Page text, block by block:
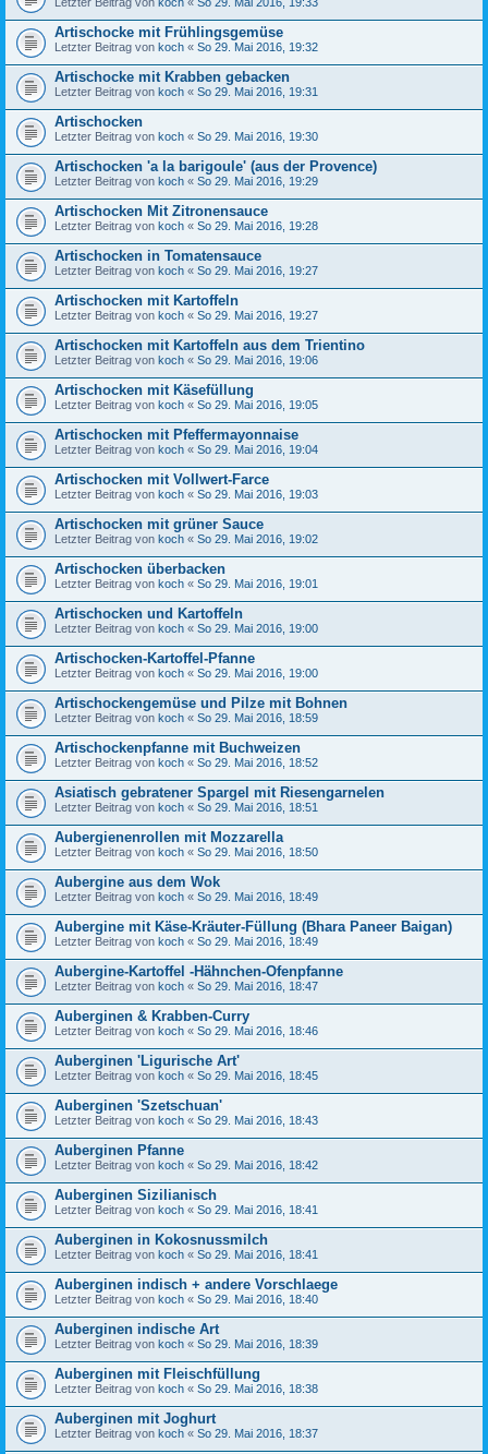
Letzter Beitrag von koch « So 29. Mai 2016, 19:33
Artischocke mit Frühlingsgemüse
Letzter Beitrag von koch « So 29. Mai 2016, 19:32
Artischocke mit Krabben gebacken
Letzter Beitrag von koch « So 29. Mai 2016, 19:31
Artischocken
Letzter Beitrag von koch « So 29. Mai 2016, 19:30
Artischocken 'a la barigoule' (aus der Provence)
Letzter Beitrag von koch « So 29. Mai 2016, 19:29
Artischocken Mit Zitronensauce
Letzter Beitrag von koch « So 29. Mai 2016, 19:28
Artischocken in Tomatensauce
Letzter Beitrag von koch « So 29. Mai 2016, 19:27
Artischocken mit Kartoffeln
Letzter Beitrag von koch « So 29. Mai 2016, 19:27
Artischocken mit Kartoffeln aus dem Trientino
Letzter Beitrag von koch « So 29. Mai 2016, 19:06
Artischocken mit Käsefüllung
Letzter Beitrag von koch « So 29. Mai 2016, 19:05
Artischocken mit Pfeffermayonnaise
Letzter Beitrag von koch « So 29. Mai 2016, 19:04
Artischocken mit Vollwert-Farce
Letzter Beitrag von koch « So 29. Mai 2016, 19:03
Artischocken mit grüner Sauce
Letzter Beitrag von koch « So 29. Mai 2016, 19:02
Artischocken überbacken
Letzter Beitrag von koch « So 29. Mai 2016, 19:01
Artischocken und Kartoffeln
Letzter Beitrag von koch « So 29. Mai 2016, 19:00
Artischocken-Kartoffel-Pfanne
Letzter Beitrag von koch « So 29. Mai 2016, 19:00
Artischockengemüse und Pilze mit Bohnen
Letzter Beitrag von koch « So 29. Mai 2016, 18:59
Artischockenpfanne mit Buchweizen
Letzter Beitrag von koch « So 29. Mai 2016, 18:52
Asiatisch gebratener Spargel mit Riesengarnelen
Letzter Beitrag von koch « So 29. Mai 2016, 18:51
Aubergienenrollen mit Mozzarella
Letzter Beitrag von koch « So 29. Mai 2016, 18:50
Aubergine aus dem Wok
Letzter Beitrag von koch « So 29. Mai 2016, 18:49
Aubergine mit Käse-Kräuter-Füllung (Bhara Paneer Baigan)
Letzter Beitrag von koch « So 29. Mai 2016, 18:49
Aubergine-Kartoffel -Hähnchen-Ofenpfanne
Letzter Beitrag von koch « So 29. Mai 2016, 18:47
Auberginen & Krabben-Curry
Letzter Beitrag von koch « So 29. Mai 2016, 18:46
Auberginen 'Ligurische Art'
Letzter Beitrag von koch « So 29. Mai 2016, 18:45
Auberginen 'Szetschuan'
Letzter Beitrag von koch « So 29. Mai 2016, 18:43
Auberginen Pfanne
Letzter Beitrag von koch « So 29. Mai 2016, 18:42
Auberginen Sizilianisch
Letzter Beitrag von koch « So 29. Mai 2016, 18:41
Auberginen in Kokosnussmilch
Letzter Beitrag von koch « So 29. Mai 2016, 18:41
Auberginen indisch + andere Vorschlaege
Letzter Beitrag von koch « So 29. Mai 2016, 18:40
Auberginen indische Art
Letzter Beitrag von koch « So 29. Mai 2016, 18:39
Auberginen mit Fleischfüllung
Letzter Beitrag von koch « So 29. Mai 2016, 18:38
Auberginen mit Joghurt
Letzter Beitrag von koch « So 29. Mai 2016, 18:37